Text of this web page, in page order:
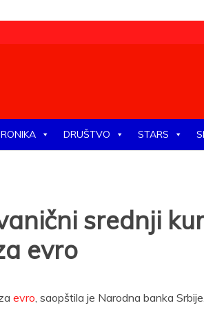
DRUŠTVO STARS
srednji
evro
evro, saopštila je Narodna banka Srbije.